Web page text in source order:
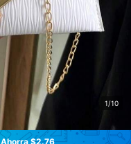
1/10
Ahorra $2.76